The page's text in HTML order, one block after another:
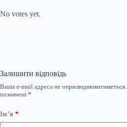
No votes yet.
Залишити відповідь
Ваша e-mail адреса не оприлюднюватиметься.
позначені *
Ім’я *